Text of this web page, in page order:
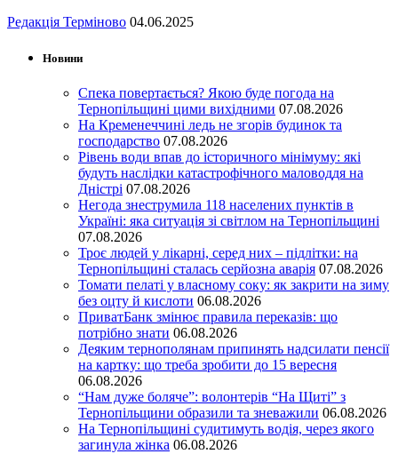
Редакція Терміново 04.06.2025
Новини
Спека повертається? Якою буде погода на
Тернопільщині цими вихідними 07.08.2026
На Кременеччині ледь не згорів будинок та
господарство 07.08.2026
Рівень води впав до історичного мінімуму: які
будуть наслідки катастрофічного маловоддя на
Дністрі 07.08.2026
Негода знеструмила 118 населених пунктів в
Україні: яка ситуація зі світлом на Тернопільщині
07.08.2026
Троє людей у лікарні, серед них – підлітки: на
Тернопільщині сталась серйозна аварія 07.08.2026
Томати пелаті у власному соку: як закрити на зиму
без оцту й кислоти 06.08.2026
ПриватБанк змінює правила переказів: що
потрібно знати 06.08.2026
Деяким тернополянам припинять надсилати пенсії
на картку: що треба зробити до 15 вересня
06.08.2026
“Нам дуже боляче”: волонтерів “На Щиті” з
Тернопільщини образили та зневажили 06.08.2026
На Тернопільщині судитимуть водія, через якого
загинула жінка 06.08.2026